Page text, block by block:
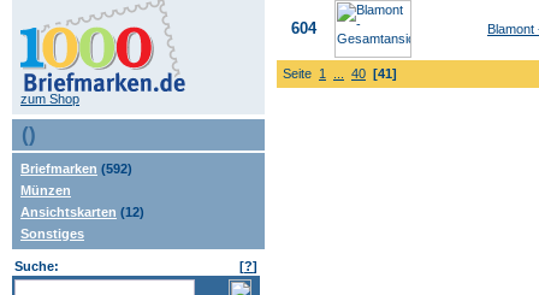
zum Shop
()
Briefmarken (592)
Münzen
Ansichtskarten (12)
Sonstiges
Suche: [?]
604 Blamont
Seite 1 40 [41]